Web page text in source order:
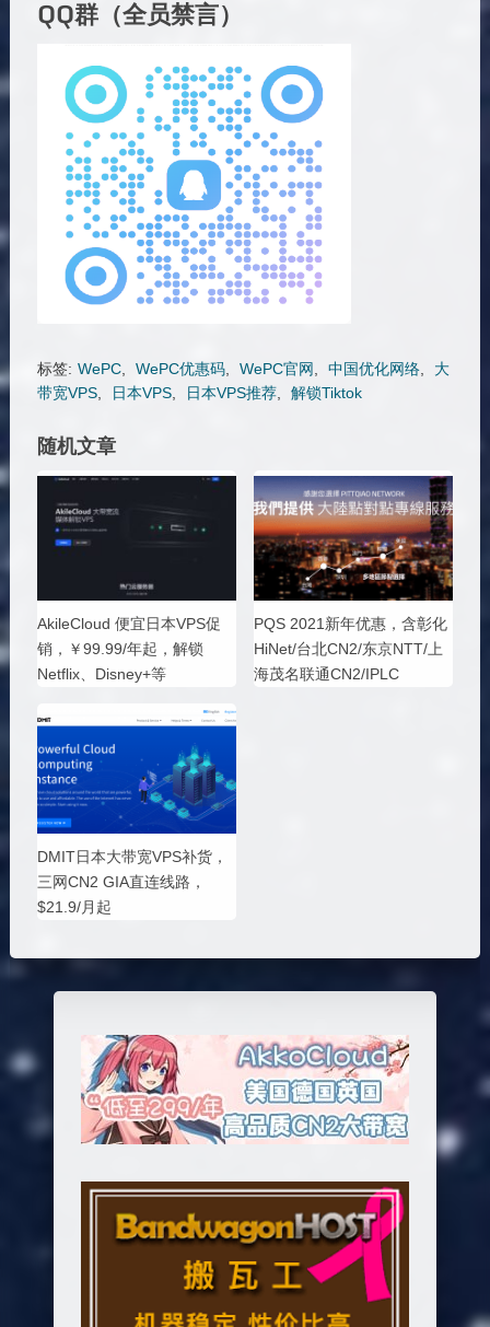
QQ群（全员禁言）
标签: WePC, WePC优惠码, WePC官网, 中国优化网络,
大
带宽VPS, 日本VPS, 日本VPS推荐, 解锁Tiktok
随机文章
AkileCloud 便宜日本VPS促
销，￥99.99/年起，解锁
Netflix、Disney+等
PQS 2021新年优惠，含彰化
HiNet/台北CN2/东京NTT/上
海茂名联通CN2/IPLC
DMIT日本大带宽VPS补货，
三网CN2 GIA直连线路，
$21.9/月起